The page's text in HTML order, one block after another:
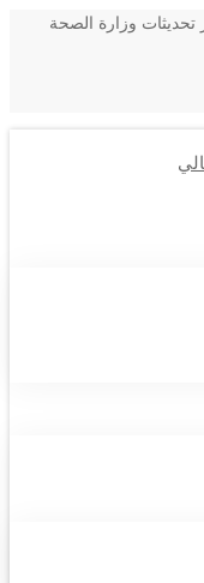
تحديثات وزارة الصحة